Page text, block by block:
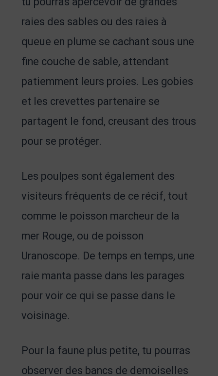
raies des sables ou des raies à
queue en plume se cachant sous une
fine couche de sable, attendant
patiemment leurs proies. Les gobies
et les crevettes partenaire se
partagent le fond, creusant des trous
pour se protéger.
Les poulpes sont également des
visiteurs fréquents de ce récif, tout
comme le poisson marcheur de la
mer Rouge, ou de poisson
Uranoscope. De temps en temps, une
raie manta passe dans les parages
pour voir ce qui se passe dans le
voisinage.
Pour la faune plus petite, tu pourras
observer des bancs de demoiselles